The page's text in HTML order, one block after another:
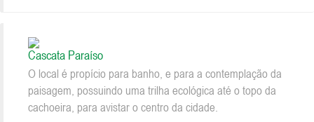
Cascata Paraíso
O local é propício para banho, e para a contemplação da
paisagem, possuindo uma trilha ecológica até o topo da
cachoeira, para avistar o centro da cidade.